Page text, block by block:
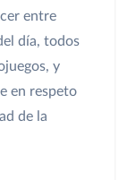
entre
día, todos
y
en respeto
de la